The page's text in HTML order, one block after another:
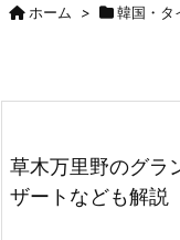
ホーム > 韓国・タ
草木万里野のグラ
ザートなども解説